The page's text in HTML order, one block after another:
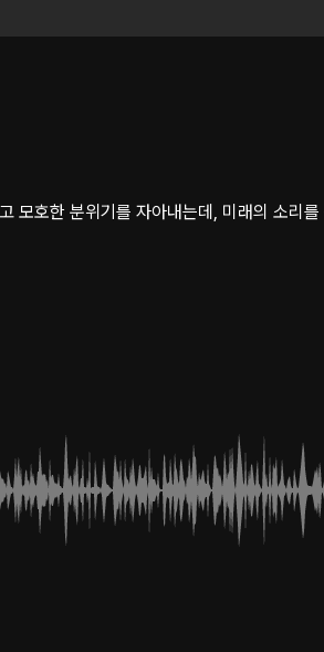
모호한 분위기를 자아내는데, 미래의 소리